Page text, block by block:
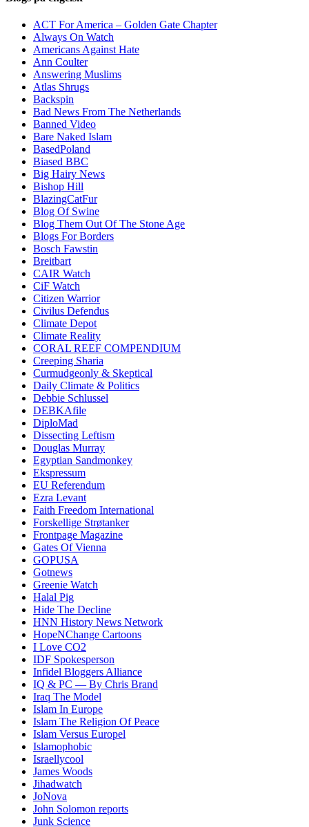
ACT For America – Golden Gate Chapter
Always On Watch
Americans Against Hate
Ann Coulter
Answering Muslims
Atlas Shrugs
Backspin
Bad News From The Netherlands
Banned Video
Bare Naked Islam
BasedPoland
Biased BBC
Big Hairy News
Bishop Hill
BlazingCatFur
Blog Of Swine
Blog Them Out Of The Stone Age
Blogs For Borders
Bosch Fawstin
Breitbart
CAIR Watch
CiF Watch
Citizen Warrior
Civilus Defendus
Climate Depot
Climate Reality
CORAL REEF COMPENDIUM
Creeping Sharia
Curmudgeonly & Skeptical
Daily Climate & Politics
Debbie Schlussel
DEBKAfile
DiploMad
Dissecting Leftism
Douglas Murray
Egyptian Sandmonkey
Ekspressum
EU Referendum
Ezra Levant
Faith Freedom International
Forskellige Strøtanker
Frontpage Magazine
Gates Of Vienna
GOPUSA
Gotnews
Greenie Watch
Halal Pig
Hide The Decline
HNN History News Network
HopeNChange Cartoons
I Love CO2
IDF Spokesperson
Infidel Bloggers Alliance
IQ & PC — By Chris Brand
Iraq The Model
Islam In Europe
Islam The Religion Of Peace
Islam Versus Europel
Islamophobic
Israellycool
James Woods
Jihadwatch
JoNova
John Solomon reports
Junk Science